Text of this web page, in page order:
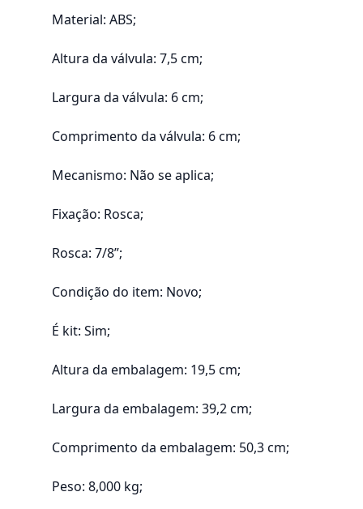
Material: ABS;
Altura da válvula: 7,5 cm;
Largura da válvula: 6 cm;
Comprimento da válvula: 6 cm;
Mecanismo: Não se aplica;
Fixação: Rosca;
Rosca: 7/8”;
Condição do item: Novo;
É kit: Sim;
Altura da embalagem: 19,5 cm;
Largura da embalagem: 39,2 cm;
Comprimento da embalagem: 50,3 cm;
Peso: 8,000 kg;